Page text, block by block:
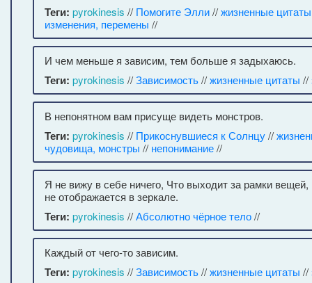
Теги: pyrokinesis // Помогите Элли//жизненные цитаты
изменения, перемены //
И чем меньше я зависим, тем больше я задыхаюсь.
Теги: pyrokinesis //Зависимость//жизненные цитаты //
В непонятном вам присуще видеть монстров.
Теги: pyrokinesis // Прикоснувшиеся к Солнцу//
чудовища, монстры // непонимание//
Я не вижу в себе ничего, Что выходит за рамки
не отображается в зеркале.
Теги: pyrokinesis //Абсолютно чёрное тело//
Каждый от чего-то зависим.
Теги: pyrokinesis //Зависимость//жизненные цитаты //